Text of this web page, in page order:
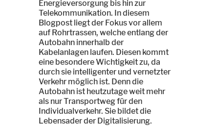
Energieversorgung bis hin zur
Telekommunikation. In diesem
Blogpost liegt der Fokus vor allem
auf Rohrtrassen, welche entlang der
Autobahn innerhalb der
Kabelanlagen laufen. Diesen kommt
eine besondere Wichtigkeit zu, da
durch sie intelligenter und vernetzter
Verkehr möglich ist. Denn die
Autobahn ist heutzutage weit mehr
als nur Transportweg für den
Individualverkehr. Sie bildet die
Lebensader der Digitalisierung.